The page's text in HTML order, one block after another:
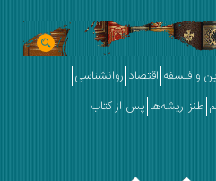
و فلسفه اقتصاد روانشناسی
طنز ریشه‌ها پس از کتاب